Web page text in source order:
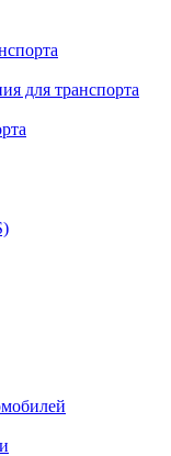
для транспорта